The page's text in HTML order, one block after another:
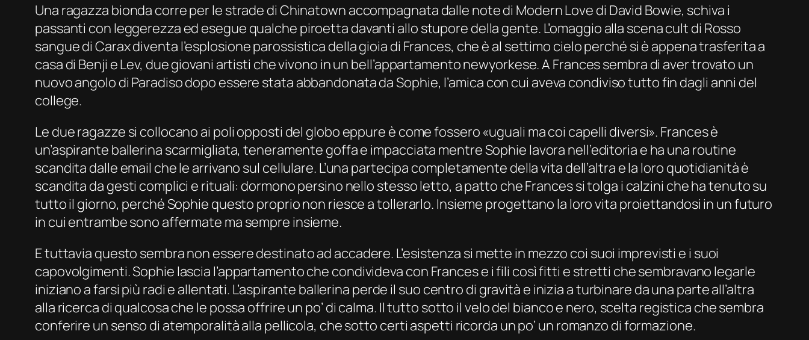
Una ragazza bionda corre per le strade di Chinatown accompagnata dalle note di Modern Love di David Bowie, schiva i
passanti con leggerezza ed esegue qualche piroetta davanti allo stupore della gente. L’omaggio alla scenacult di Rosso
sanguedi Carax diventa l’esplosione parossistica della gioia di Frances, che è al settimo cielo perché si è appena trasferita a
casa di Benji e Lev, due giovani artisti che vivono in un bell’appartamento newyorkese. A Frances sembra di aver trovato un
nuovo angolo di Paradiso dopo essere stata abbandonata da Sophie, l’amica con cui aveva condiviso tutto fin dagli anni del
college.
Le due ragazze si collocano ai poli opposti del globo eppure è come fossero «uguali ma coi capelli diversi». Frances è
un’aspirante ballerina scarmigliata, teneramente goffa e impacciata mentre Sophie lavora nell’editoria e ha una routine
scandita dalle email che le arrivano sul cellulare. L’una partecipa completamente della vita dell’altra e la loro quotidianità è
scandita da gesti complici e rituali: dormono persino nello stesso letto, a patto che Frances si tolga i calzini che ha tenuto su
tutto il giorno, perché Sophie questo proprio non riesce a tollerarlo. Insieme progettano la loro vita proiettandosi in un futuro
in cui entrambe sono affermate ma sempre insieme.
E tuttavia questo sembra non essere destinato ad accadere. L’esistenza si mette in mezzo coi suoi imprevisti e i suoi
capovolgimenti. Sophie lascia l’appartamento che condivideva con Frances e i fili così fitti e stretti che sembravano legarle
iniziano a farsi più radi e allentati. L’aspirante ballerina perde il suo centro di gravità e inizia a turbinare da una parte all’altra
alla ricerca di qualcosa che le possa offrire un po’ di calma. Il tutto sotto il velo del bianco e nero, scelta registica che sembra
conferire un senso di atemporalità alla pellicola, che sotto certi aspetti ricorda un po’ un romanzo di formazione.